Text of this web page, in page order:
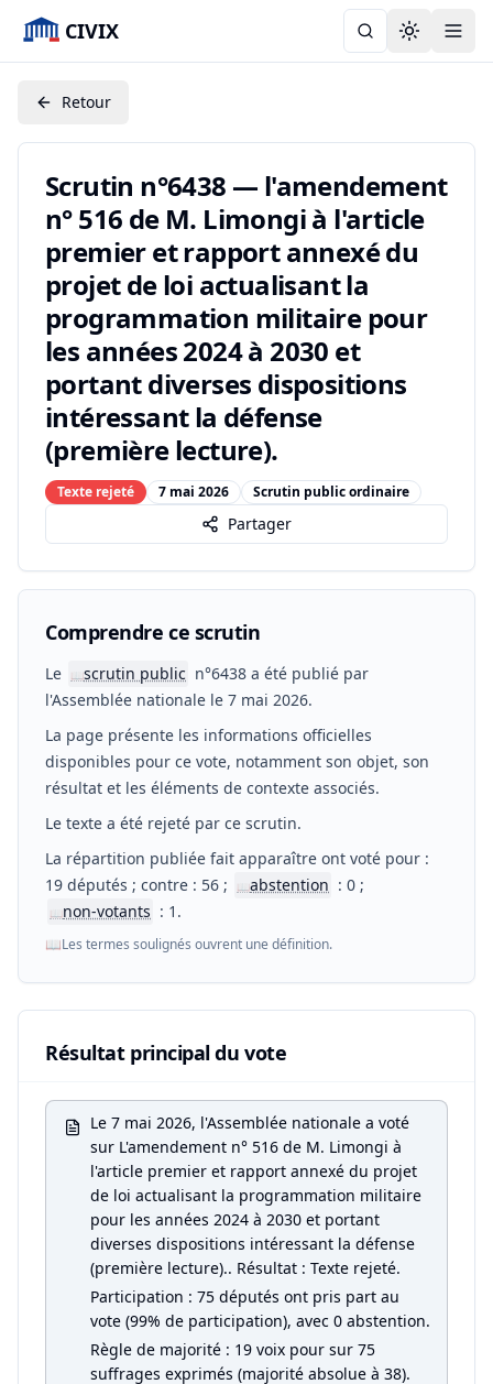
CIVIX Toggle
Retour
Scrutin n°6438 — l'amendement
n° 516 de M. Limongi à l'article
premier et rapport annexé du
projet de loi actualisant la
programmation militaire pour
les années 2024 à 2030 et
portant diverses dispositions
intéressant la défense
(première lecture).
Texte rejeté 7 mai 2026 Scrutin public ordinaire
Partager
Comprendre ce scrutin
Le 📖scrutin public n°6438 a été publié par
l'Assemblée nationale le 7 mai 2026.
La page présente les informations officielles
disponibles pour ce vote, notamment son objet, son
résultat et les éléments de contexte associés.
Le texte a été rejeté par ce scrutin.
La répartition publiée fait apparaître ont voté pour :
19 députés ; contre : 56 ;
📖abstention : 0 ;
📖non-votants : 1.
📖Les termes soulignés ouvrent une définition.
Résultat principal du vote
Le 7 mai 2026, l'Assemblée nationale a voté
sur L'amendement n° 516 de M. Limongi à
l'article premier et rapport annexé du projet
de loi actualisant la programmation militaire
pour les années 2024 à 2030 et portant
diverses dispositions intéressant la défense
(première lecture).. Résultat : Texte rejeté.
Participation : 75 députés ont pris part au
vote (99% de participation), avec 0 abstention.
Règle de majorité : 19 voix pour sur 75
suffrages exprimés (majorité absolue à 38).